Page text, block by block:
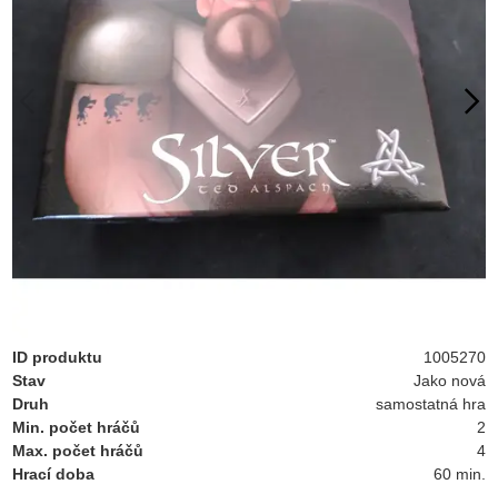
ID produktu
1005270
Stav
Jako nová
Druh
samostatná hra
Min. počet hráčů
2
Max. počet hráčů
4
Hrací doba
60 min.